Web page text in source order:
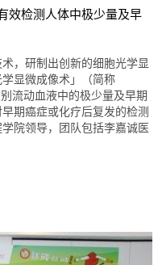
效检测人体中极少量及早
，研制出创新的细胞光学显
显微成像术」（简称
流动血液中的极少量及早期
期癌症或化疗后复发的检测
院领导，团队包括李嘉诚医